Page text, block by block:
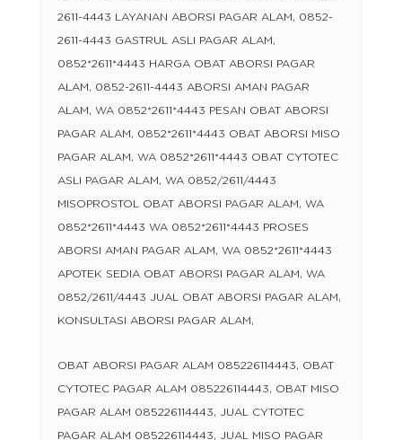
2611-4443 LAYANAN ABORSI PAGAR ALAM, 0852-
2611-4443 GASTRUL ASLI PAGAR ALAM,
0852*2611*4443 HARGA OBAT ABORSI PAGAR
ALAM, 0852-2611-4443 ABORSI AMAN PAGAR
ALAM, WA 0852*2611*4443 PESAN OBAT ABORSI
PAGAR ALAM, 0852*2611*4443 OBAT ABORSI MISO
PAGAR ALAM, WA 0852*2611*4443 OBAT CYTOTEC
ASLI PAGAR ALAM, WA 0852/2611/4443
MISOPROSTOL OBAT ABORSI PAGAR ALAM, WA
0852*2611*4443 WA 0852*2611*4443 PROSES
ABORSI AMAN PAGAR ALAM, WA 0852*2611*4443
APOTEK SEDIA OBAT ABORSI PAGAR ALAM, WA
0852/2611/4443 JUAL OBAT ABORSI PAGAR ALAM,
KONSULTASI ABORSI PAGAR ALAM,
OBAT ABORSI PAGAR ALAM 085226114443, OBAT
CYTOTEC PAGAR ALAM 085226114443, OBAT MISO
PAGAR ALAM 085226114443, JUAL CYTOTEC
PAGAR ALAM 085226114443, JUAL MISO PAGAR